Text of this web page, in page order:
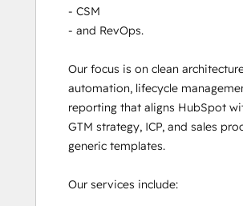
- CSM
- and RevOps.
Our focus is on clean
automation, lifecycle
reporting that aligns HubSpot
GTM strategy, ICP, and sales
generic templates.
Our services include: